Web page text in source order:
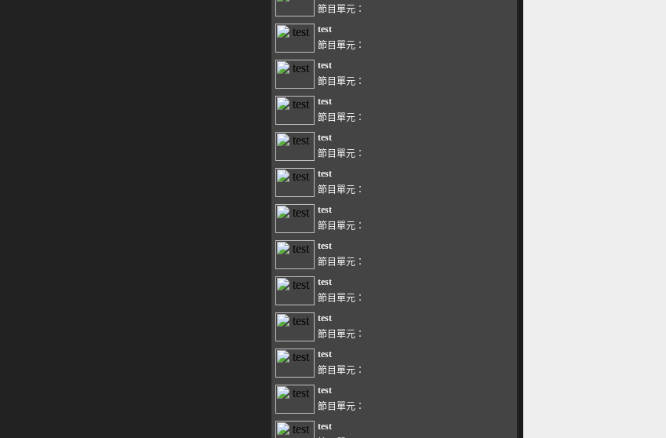
節目單元：
test
節目單元：
test
節目單元：
test
節目單元：
test
節目單元：
test
節目單元：
test
節目單元：
test
節目單元：
test
節目單元：
test
節目單元：
test
節目單元：
test
節目單元：
test